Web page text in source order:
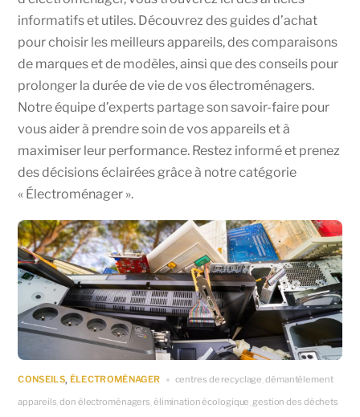
informatifs et utiles. Découvrez des guides d’achat
pour choisir les meilleurs appareils, des comparaisons
de marques et de modèles, ainsi que des conseils pour
prolonger la durée de vie de vos électroménagers.
Notre équipe d’experts partage son savoir-faire pour
vous aider à prendre soin de vos appareils et à
maximiser leur performance. Restez informé et prenez
des décisions éclairées grâce à notre catégorie
« Électroménager ».
CONSEILS, ÉLECTROMÉNAGER centres de recyclage démantèlement
appareils don électroménagers élimination écologique gestion des déchets